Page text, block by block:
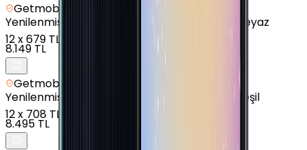
Getmobil Güvencesi
Yenilenmiş
Samsung Galaxy A04 - 128 GB - Beyaz
12x679 TL
8.149 TL
Getmobil Güvencesi
Yenilenmiş
Samsung Galaxy A05 - 128 GB - Yeşil
12x 708 TL
8.495 TL